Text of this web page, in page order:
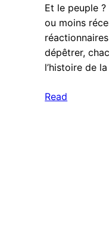
Et le peuple
ou moins
dépêtrer,
l’histoire de
Read